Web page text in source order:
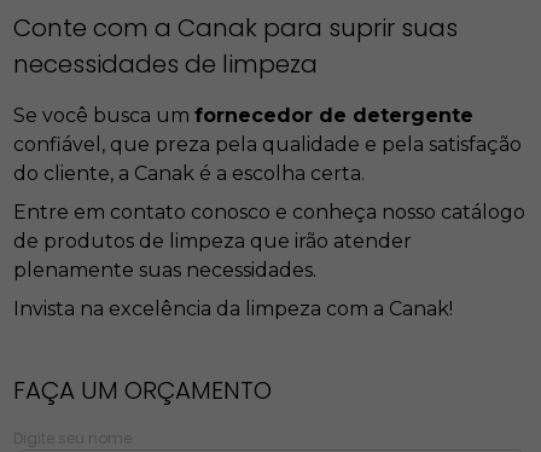
Conte com a Canak para suprir suas
necessidades de limpeza
Se você busca umfornecedor de detergente
confiável, que preza pela qualidade e pela satisfação
do cliente, a Canak é a escolha certa.
Entre em contato conosco e conheça nosso catálogo
de produtos de limpeza que irão atender
plenamente suas necessidades.
Invista na excelência da limpeza com a Canak!
FAÇA UM ORÇAMENTO
Digite seu nome